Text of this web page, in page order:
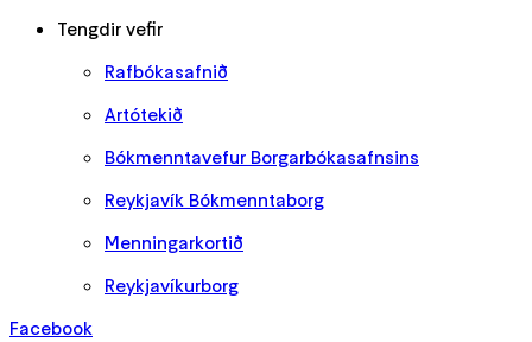
Tengdir vefir
Rafbókasafnið
Artótekið
Bókmenntavefur Borgarbókasafnsins
Reykjavík Bókmenntaborg
Menningarkortið
Reykjavíkurborg
Facebook